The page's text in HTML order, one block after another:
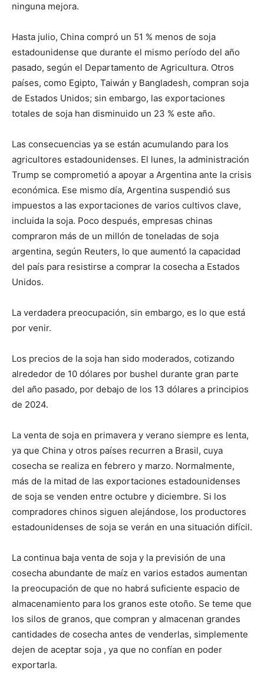
ninguna mejora.
Hasta julio, China compró un 51 % menos de soja
estadounidense que durante el mismo período del año
pasado, según el Departamento de Agricultura. Otros
países, como Egipto, Taiwán y Bangladesh, compran soja
de Estados Unidos; sin embargo, las exportaciones
totales de soja han disminuido un 23 % este año.
Las consecuencias ya se están acumulando para los
agricultores estadounidenses. El lunes, la administración
Trump se comprometió a apoyar a Argentina ante la crisis
económica. Ese mismo día, Argentina suspendió sus
impuestos a las exportaciones de varios cultivos clave,
incluida la soja. Poco después, empresas chinas
compraron más de un millón de toneladas de soja
argentina, según Reuters, lo que aumentó la capacidad
del país para resistirse a comprar la cosecha a Estados
Unidos.
La verdadera preocupación, sin embargo, es lo que está
por venir.
Los precios de la soja han sido moderados, cotizando
alrededor de 10 dólares por bushel durante gran parte
del año pasado, por debajo de los 13 dólares a principios
de 2024.
La venta de soja en primavera y verano siempre es lenta,
ya que China y otros países recurren a Brasil, cuya
cosecha se realiza en febrero y marzo. Normalmente,
más de la mitad de las exportaciones estadounidenses
de soja se venden entre octubre y diciembre. Si los
compradores chinos siguen alejándose, los productores
estadounidenses de soja se verán en una situación difícil.
La continua baja venta de soja y la previsión de una
cosecha abundante de maíz en varios estados aumentan
la preocupación de que no habrá suficiente espacio de
almacenamiento para los granos este otoño. Se teme que
los silos de granos, que compran y almacenan grandes
cantidades de cosecha antes de venderlas, simplemente
dejen de aceptar soja , ya que no confían en poder
exportarla.